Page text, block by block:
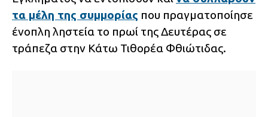
τα μέλη της συμμορίας που πραγματοποίησε
ένοπλη ληστεία το πρωί της Δευτέρας σε
τράπεζα στην Κάτω Τιθορέα Φθιώτιδας.